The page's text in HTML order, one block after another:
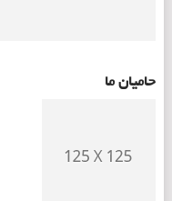
حامیان ما